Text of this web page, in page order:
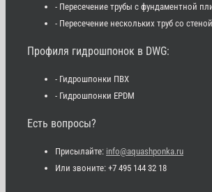
- Пересечение трубы с фундаментной
- Пересечение нескольких труб со
Профиля гидрошпонок в DWG:
- Гидрошпонки ПВХ
- Гидрошпонки EPDM
Есть вопросы?
Присылайте: info@aquashponka.ru
Или звоните: +7 495 144 32 18